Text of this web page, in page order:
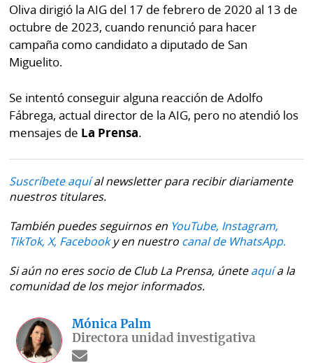
Oliva dirigió la AIG del 17 de febrero de 2020 al 13 de
octubre de 2023, cuando renunció para hacer
campaña como candidato a diputado de San
Miguelito.
Se intentó conseguir alguna reacción de Adolfo
Fábrega, actual director de la AIG, pero no atendió los
mensajes de La Prensa.
Suscríbete aquíal newsletter para recibir diariamente
nuestros titulares.
También puedes seguirnos en YouTube, Instagram,
TikTok, X, Facebooky en nuestro canal de WhatsApp.
Si aún no eres socio de Club La Prensa, úneteaquía la
comunidad de los mejor informados.
Mónica Palm
Directora unidad investigativa